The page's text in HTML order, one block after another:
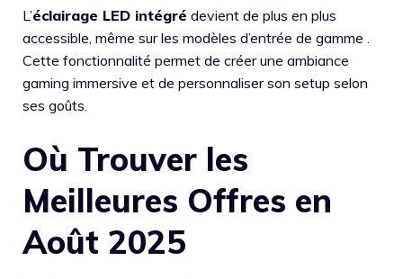
L’éclairage LED intégré devient de plus en plus
accessible, même sur les modèles d’entrée de gamme .
Cette fonctionnalité permet de créer une ambiance
gaming immersive et de personnaliser son setup selon
ses goûts.
Où Trouver les
Meilleures Offres en
Août 2025